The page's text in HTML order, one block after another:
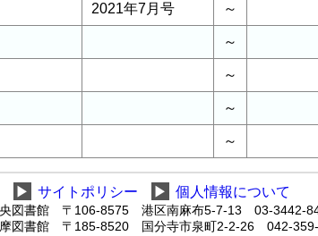
2021年7月号 ～
～
～
～
～
▶ サイトポリシー ▶ 個人情報について
図書館 〒106-8575 港区南麻布5-7-13 03-3442-
図書館 〒185-8520 国分寺市泉町2-2-26 042-